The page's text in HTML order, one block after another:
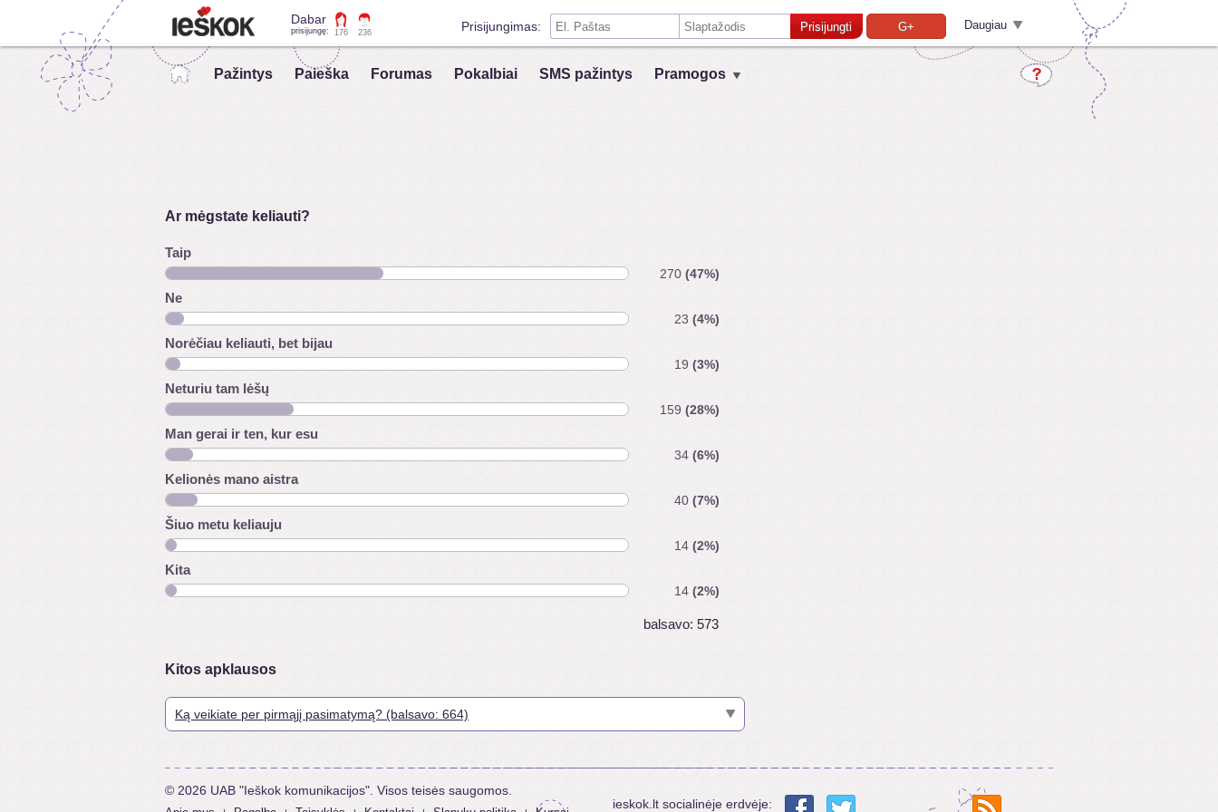
Dabar
prisijungę: 176 236 Prisijungimas: Prisijungti G+
Prisiminti mane šiame kompiuteryje
Daugiau
Pažintys Paieška Forumas Pokalbiai SMS pažintys Pramogos
Ar mėgstate keliauti?
Taip
270 (47%)
Ne
23 (4%)
Norėčiau keliauti, bet bijau
19 (3%)
Neturiu tam lėšų
159 (28%)
Man gerai ir ten, kur esu
34 (6%)
Kelionės mano aistra
40 (7%)
Šiuo metu keliauju
14 (2%)
Kita
14 (2%)
balsavo: 573
Kitos apklausos
Ką veikiate per pirmąjį pasimatymą? (balsavo: 664)
Ar dalyvaute šios savaitės konkurse laimėti VIP narystei? (balsavo: 21)
Į ką labiausiai atkreipiate dėmesį pirmojo pasimatymo metu? (balsavo: 711)
© 2026 UAB "Ieškok komunikacijos". Visos teisės saugomos.
ieskok.lt socialinėje erdvėje: